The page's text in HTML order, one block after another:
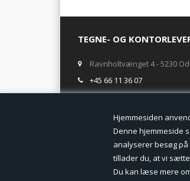
Denne hjemmeside
analyserer besøg
tillader du, at vi
Du kan læse mere
TEGNE- OG
Ravnholtvænget 4 - 5230
+45 66 11 36 07
salg@tegneogkontor.dk
ÅBNINGSTIDER I
Mandag-Fredag: 8.00 - 17.00
Ring gerne for lagerstatus